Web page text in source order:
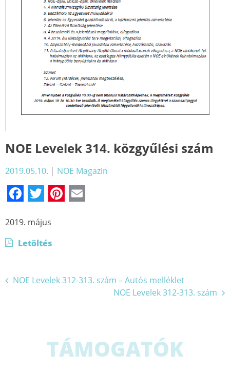
NOE Levelek 314. közgyűlési szám
2019.05.10. | NOE Magazin
Facebook
TwitterPinterest
2019. május
Letöltés
Bejegyzés
NOE Levelek 312-313. szám – Autós melléklet
NOE Levelek 312-313. szám
TÁMOGATÓK